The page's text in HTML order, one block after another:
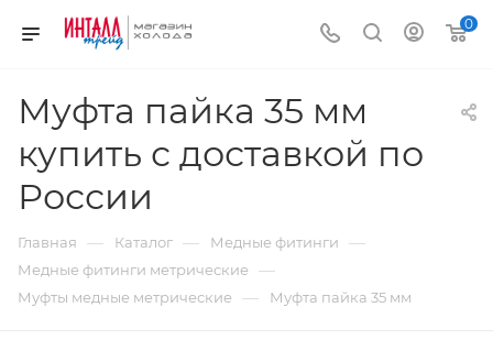
0
Муфта пайка 35 мм
купить с доставкой по
России
Главная — Каталог — Медные фитинги —
Медные фитинги метрические —
Муфты медные метрические — Муфта пайка 35 мм